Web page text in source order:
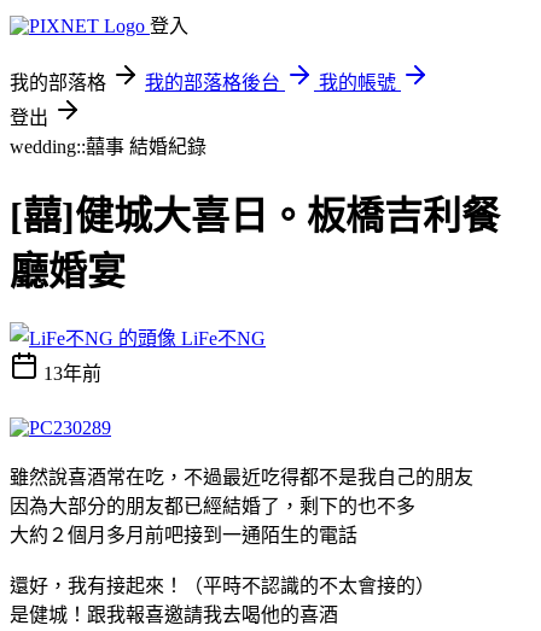
登入
我的部落格 我的部落格後台
我的帳號
登出
wedding::囍事 結婚紀錄
[囍]健城大喜日。板橋吉利餐
廳婚宴
LiFe不NG
13年前
雖然說喜酒常在吃，不過最近吃得都不是我自己的朋友
因為大部分的朋友都已經結婚了，剩下的也不多
大約２個月多月前吧接到一通陌生的電話
還好，我有接起來！（平時不認識的不太會接的）
是健城！跟我報喜邀請我去喝他的喜酒